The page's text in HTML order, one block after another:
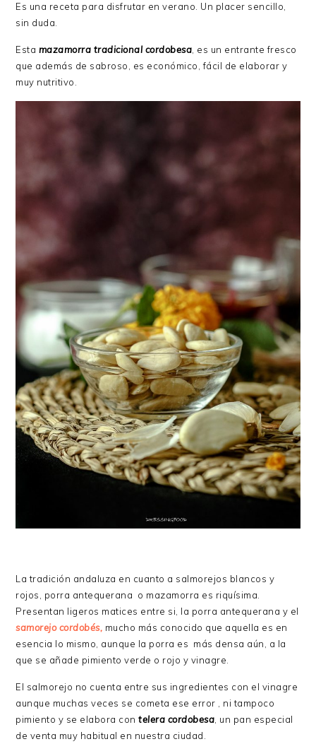
Es una receta para disfrutar en verano. Un placer sencillo,
sin duda.
Esta mazamorra tradicional cordobesa, es un entrante fresco
que además de sabroso, es económico, fácil de elaborar y
muy nutritivo.
La tradición andaluza en cuanto a salmorejos blancos y
rojos, porra antequerana o mazamorra es riquísima.
Presentan ligeros matices entre si, la porra antequerana y el
samorejo cordobés, mucho más conocido que aquella es en
esencia lo mismo, aunque la porra es más densa aún, a la
que se añade pimiento verde o rojo y vinagre.
El salmorejo no cuenta entre sus ingredientes con el vinagre
aunque muchas veces se cometa ese error , ni tampoco
pimiento y se elabora contelera cordobesa , un pan especial
de venta muy habitual en nuestra ciudad.